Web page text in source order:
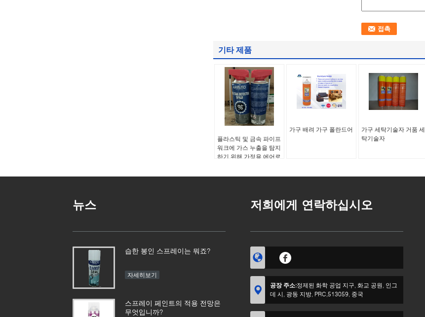
기타 제품
플라스틱 및 금속 파이프
워크에 가스 누출을 탐지
하기 위해 가정용 에어로
가구 배려 가구 폴란드어
가구 세탁기술자 거품 세
탁기술자
뉴스
습한 봉인 스프레이는 뭐죠?
자세히보기
스프레이 페인트의 적용 전망은
무엇입니까?
저희에게 연락하십시오
공장 주소:정제된 화학 공업 지구, 화교 공원, 인그
데 시, 광동 지방, PRC,513059, 중국